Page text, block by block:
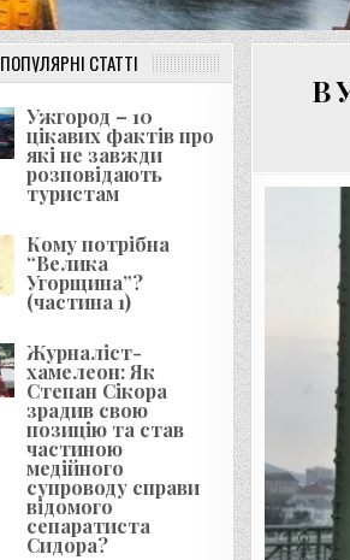
ПОПУЛЯРНІ СТАТТІ
Ужгород – 10
цікавих фактів про
які не завжди
розповідають
туристам
Кому потрібна
“Велика
Угорщина”?
(частина 1)
Журналіст-
хамелеон: Як
Степан Сікора
зрадив свою
позицію та став
частиною
медійного
супроводу справи
відомого
сепаратиста
Сидора?
В